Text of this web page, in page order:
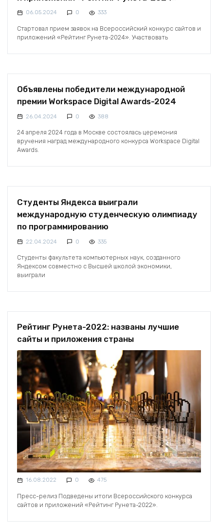
06.05.2024 0 333
Стартовал прием заявок на Всероссийский конкурс сайтов и
приложений «Рейтинг Рунета-2024». Участвовать
Объявлены победители международной
премии Workspace Digital Awards-2024
26.04.2024 0 388
24 апреля 2024 года в Москве состоялась церемония
вручения наград международного конкурса Workspace Digital
Awards.
Студенты Яндекса выиграли
международную студенческую олимпиаду
по программированию
22.04.2024 0 335
Студенты факультета компьютерных наук, созданного
Яндексом совместно с Высшей школой экономики,
выиграли
Рейтинг Рунета-2022: названы лучшие
сайты и приложения страны
16.08.2022 0 475
Пресс-релиз Подведены итоги Всероссийского конкурса
сайтов и приложений «Рейтинг Рунета-2022».